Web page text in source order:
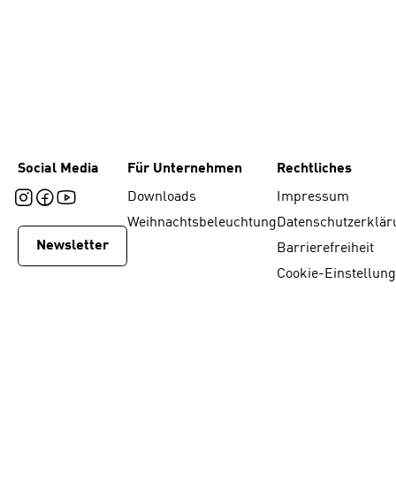
Social Media
Newsletter
Für Unternehmen
Downloads
Weihnachtsbeleuchtung
Rechtliches
Impressum
Barrierefreiheit
Cookie-